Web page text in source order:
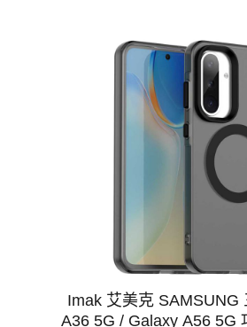
Imak 艾美克 SAMSUNG
A36 5G / Galaxy A56 5G